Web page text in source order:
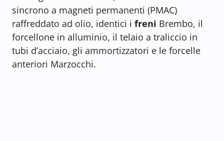
sincrono a magneti permanenti (PMAC)
raffreddato ad olio, identici i freni Brembo, il
forcellone in alluminio, il telaio a traliccio in
tubi d’acciaio, gli ammortizzatori e le forcelle
anteriori Marzocchi.